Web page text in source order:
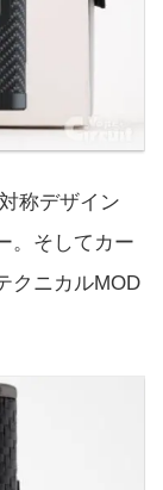
称デザイン
。そしてカー
クニカルMOD